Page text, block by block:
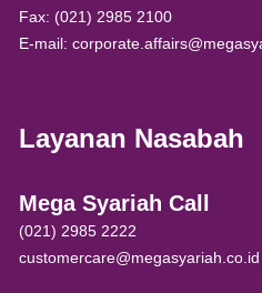
Fax: (021) 2985 2100
E-mail:
Layanan Nasabah
Mega Syariah Call
(021) 2985 2222
customercare@megasyariah.co.id